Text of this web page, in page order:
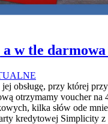
a w tle
jej obsługę, przy której
otrzymamy voucher
kilka słów ode
kredytowej